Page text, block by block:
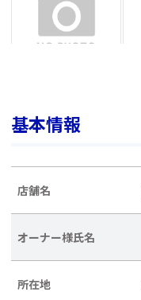
基本情報
店舗名
オーナー様氏名
所在地